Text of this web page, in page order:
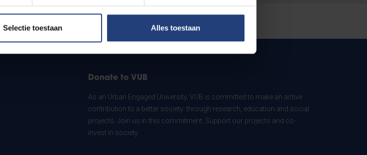
Selectie toestaan Alles toestaan
Donate to VUB
As an Urban Engaged University, VUB is committed to make an active
contribution to a better society: through research, education and social
projects. Join us in this commitment. Support our projects and co-
invest in society.